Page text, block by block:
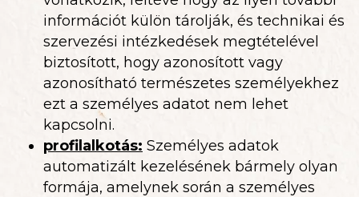
információt külön tárolják, és technikai és
szervezési intézkedések megtételével
biztosított, hogy azonosított vagy
azonosítható természetes személyekhez
ezt a személyes adatot nem lehet
kapcsolni.
profilalkotás: Személyes adatok
automatizált kezelésének bármely olyan
formája, amelynek során a személyes